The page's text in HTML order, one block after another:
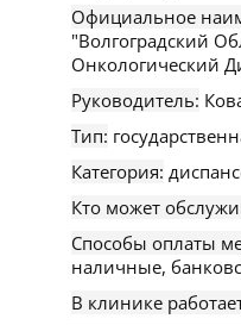
Официальное
"Волгоградский
Онкологический
Руководитель:
Тип:
Категория:
Кто может
Способы оплаты
наличные,
В клинике